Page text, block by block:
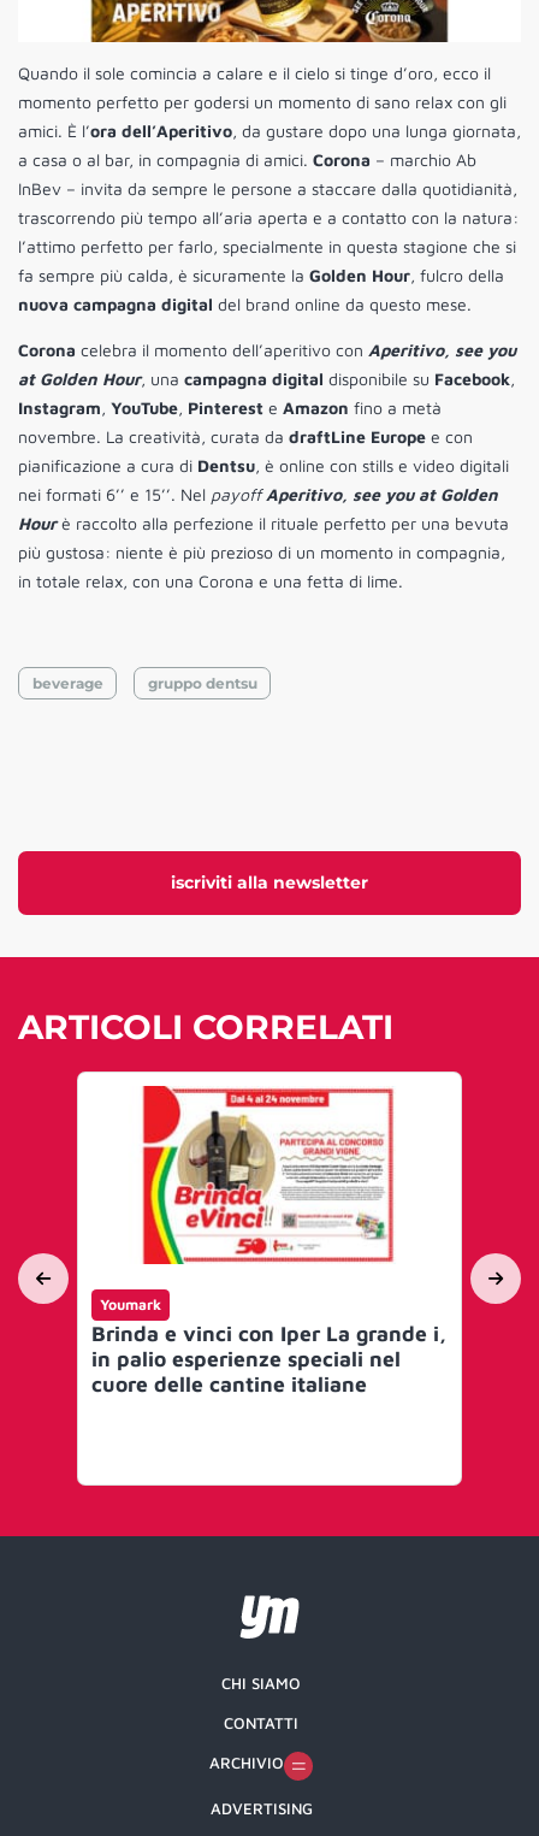
iscriviti alla newsletter
Quando il sole comincia a calare e il cielo si tinge d’oro, ecco il
momento perfetto per godersi un momento di sano relax con gli
amici. È l’ora dell’Aperitivo, da gustare dopo una lunga giornata,
a casa o al bar, in compagnia di amici. Corona – marchio Ab
InBev – invita da sempre le persone a staccare dalla quotidianità,
trascorrendo più tempo all’aria aperta e a contatto con la natura:
l’attimo perfetto per farlo, specialmente in questa stagione che si
fa sempre più calda, è sicuramente la Golden Hour, fulcro della
nuova campagna digital del brand online da questo mese.
Corona celebra il momento dell’aperitivo con Aperitivo, see you
at Golden Hour, una campagna digital disponibile su Facebook,
Instagram, YouTube, Pinterest e Amazon fino a metà
novembre. La creatività, curata da draftLine Europe e con
pianificazione a cura di Dentsu, è online con stills e video digitali
nei formati 6’’ e 15’’. Nel payoff Aperitivo, see you at Golden
Hourè raccolto alla perfezione il rituale perfetto per una bevuta
più gustosa: niente è più prezioso di un momento in compagnia,
in totale relax, con una Corona e una fetta di lime.
beverage gruppo dentsu
ARTICOLI CORRELATI
Youmark
Brinda e vinci con Iper La grande i,
in palio esperienze speciali nel
cuore delle cantine italiane
CHI SIAMO
CONTATTI
ARCHIVIO
ADVERTISING